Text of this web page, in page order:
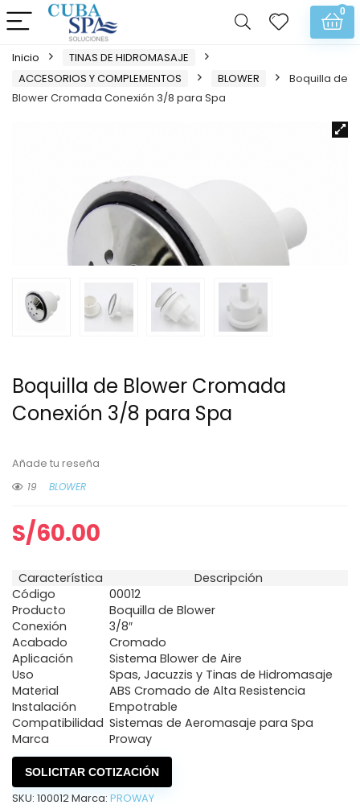
0
Inicio
TINAS DE HIDROMASAJE
ACCESORIOS Y COMPLEMENTOS
BLOWER
Boquilla de
Blower Cromada Conexión 3/8 para Spa
Boquilla de Blower Cromada
Conexión 3/8 para Spa
Añade tu reseña
19
BLOWER
S/60.00
Característica
Descripción
Código
00012
Producto
Boquilla de Blower
Conexión
3/8″
Acabado
Cromado
Aplicación
Sistema Blower de Aire
Uso
Spas, Jacuzzis y Tinas de Hidromasaje
Material
ABS Cromado de Alta Resistencia
Instalación
Empotrable
Compatibilidad Sistemas de Aeromasaje para Spa
Marca
Proway
SOLICITAR COTIZACIÓN
SKU: 100012Marca: PROWAY